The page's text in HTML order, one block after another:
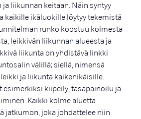
ja liikunnan keitaan. Näin syntyy
kaikille ikäluokille löytyy tekemistä
runko koostuu kolmesta
leikkivän liikunnan alueesta ja
liikunta on yhdistävä linkki
välillä; siellä, nimensä
ja liikunta kaikenikäisille.
esimerkiksi kiipeily, tasapainoilu ja
Kaikki kolme aluetta
jatkumon, joka johdattelee niin